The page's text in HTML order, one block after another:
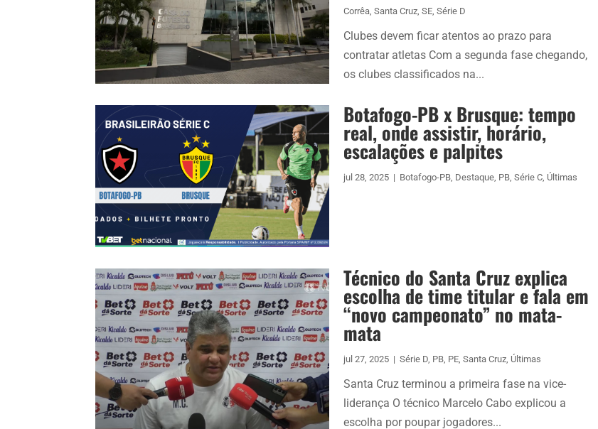
Corrêa, Santa Cruz, SE, Série D
Clubes devem ficar atentos ao prazo para
contratar atletas Com a segunda fase chegando,
os clubes classificados na...
Botafogo-PB x Brusque: tempo
real, onde assistir, horário,
escalações e palpites
jul 28, 2025 | Botafogo-PB, Destaque, PB, Série C, Últimas
Técnico do Santa Cruz explica
escolha de time titular e fala em
“novo campeonato” no mata-
mata
jul 27, 2025 | Série D, PB, PE, Santa Cruz, Últimas
Santa Cruz terminou a primeira fase na vice-
liderança O técnico Marcelo Cabo explicou a
escolha por poupar jogadores...